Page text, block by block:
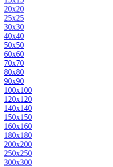
20х20
25х25
30х30
40х40
50х50
60х60
70х70
80х80
90х90
100х100
120х120
140х140
150х150
160х160
180х180
200х200
250х250
300х300